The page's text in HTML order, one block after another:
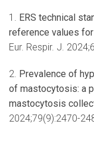
1. ERS technical
reference values
Eur. Respir. J.
2. Prevalence of
of mastocytosis: a
mastocytosis
2024;79(9):2470-